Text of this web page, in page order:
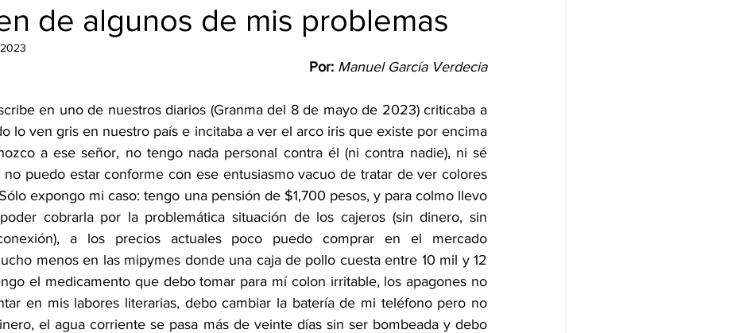
de algunos de mis problemas
Por: Manuel García Verdecia
en uno de nuestros diarios (Granma del 8 de mayo de 2023) criticaba a
lo ven gris en nuestro país e incitaba a ver el arco iris que existe por encima
a ese señor, no tengo nada personal contra él (ni contra nadie), ni sé
puedo estar conforme con ese entusiasmo vacuo de tratar de ver colores
expongo mi caso: tengo una pensión de $1,700 pesos, y para colmo llevo
cobrarla por la problemática situación de los cajeros (sin dinero, sin
a los precios actuales poco puedo comprar en el mercado
menos en las mipymes donde una caja de pollo cuesta entre 10 mil y 12
el medicamento que debo tomar para mí colon irritable, los apagones no
en mis labores literarias, debo cambiar la batería de mi teléfono pero no
el agua corriente se pasa más de veinte días sin ser bombeada y debo